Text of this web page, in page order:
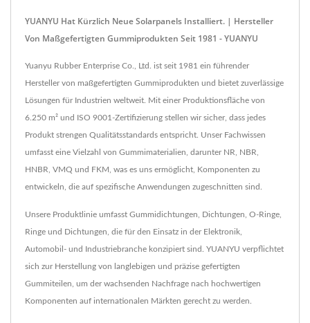
YUANYU Hat Kürzlich Neue Solarpanels Installiert. | Hersteller
Von Maßgefertigten Gummiprodukten Seit 1981 - YUANYU
Yuanyu Rubber Enterprise Co., Ltd. ist seit 1981 ein führender
Hersteller von maßgefertigten Gummiprodukten und bietet zuverlässige
Lösungen für Industrien weltweit. Mit einer Produktionsfläche von
6.250 m² und ISO 9001-Zertifizierung stellen wir sicher, dass jedes
Produkt strengen Qualitätsstandards entspricht. Unser Fachwissen
umfasst eine Vielzahl von Gummimaterialien, darunter NR, NBR,
HNBR, VMQ und FKM, was es uns ermöglicht, Komponenten zu
entwickeln, die auf spezifische Anwendungen zugeschnitten sind.
Unsere Produktlinie umfasst Gummidichtungen, Dichtungen, O-Ringe,
Ringe und Dichtungen, die für den Einsatz in der Elektronik,
Automobil- und Industriebranche konzipiert sind. YUANYU verpflichtet
sich zur Herstellung von langlebigen und präzise gefertigten
Gummiteilen, um der wachsenden Nachfrage nach hochwertigen
Komponenten auf internationalen Märkten gerecht zu werden.